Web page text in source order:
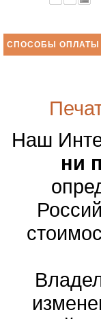
СПОСОБЫ ОПЛАТЫ
Наш
ни